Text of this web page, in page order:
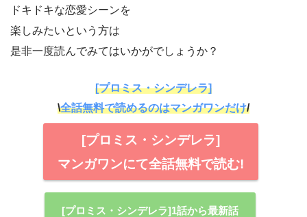
ドキドキな恋愛シーンを
楽しみたいという方は
是非一度読んでみてはいかがでしょうか？
[プロミス・シンデレラ]
\全話無料で読めるのはマンガワンだけ/
[プロミス・シンデレラ]
マンガワンにて全話無料で読む!
[プロミス・シンデレラ]1話から最新話